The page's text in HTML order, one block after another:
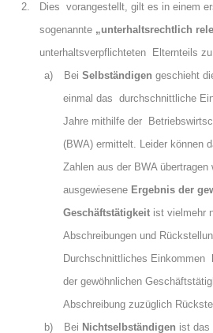
2. Dies vorangestellt, gilt es in einem
sogenannte „unterhaltsrechtlich
unterhaltsverpflichteten Elternteils
a)
Bei Selbständigen geschieht
einmal das durchschnittliche
Jahre mithilfe der
(BWA) ermittelt. Leider können
Zahlen aus der BWA übertragen
ausgewiesene Ergebnis der
Geschäftstätigkeit ist vielmehr
Abschreibungen und
Durchschnittliches Einkommen
der gewöhnlichen
Abschreibung zuzüglich
b)
Bei Nichtselbständigen ist das